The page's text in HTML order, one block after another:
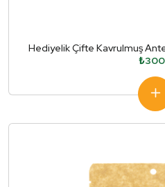
Hediyelik Çifte Kavrulmuş